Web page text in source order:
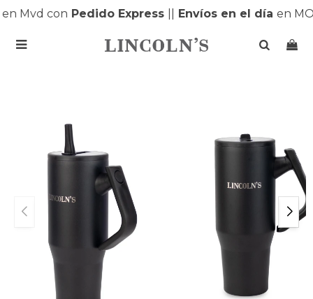
Mvd conPedido Express|| Envíos en el díaen
